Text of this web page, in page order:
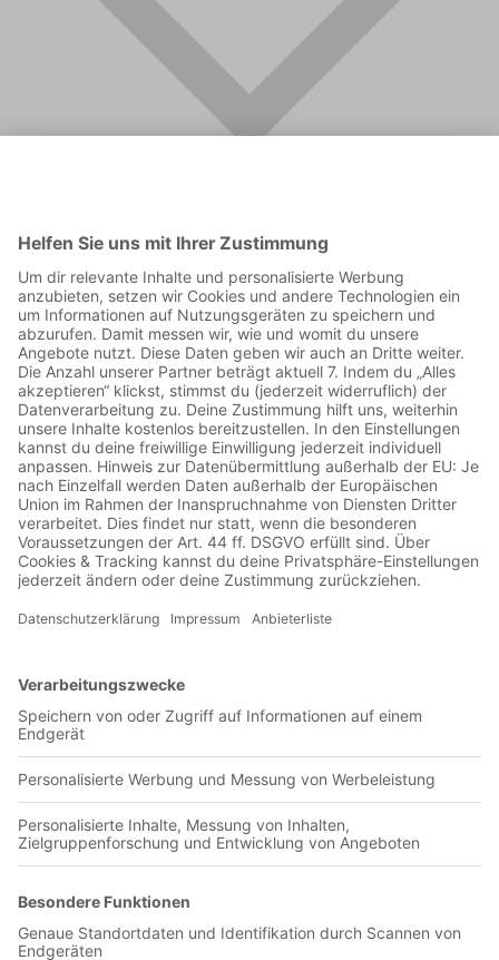
FAQ
Supporter werden
Unsere App ist in den offiziellen Stores verfügbar!
Jetzt herunterladen